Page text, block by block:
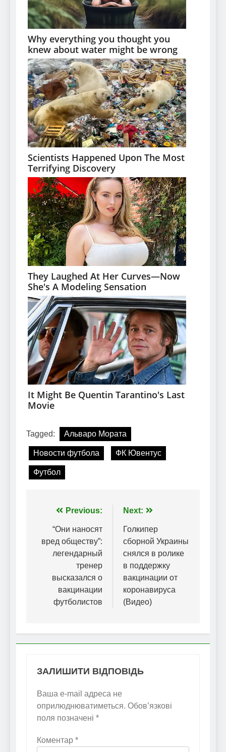
Tagged: Альваро Мората
Новости футбола ФК Ювентус
Футбол
Навігація
записів
Previous:
“Они наносят
вред обществу”:
легендарный
тренер
высказался о
вакцинации
футболистов
Next:
Голкипер
сборной Украины
снялся в ролике
в поддержку
вакцинации от
коронавируса
(Видео)
ЗАЛИШИТИ ВІДПОВІДЬ
Ваша e-mail адреса не
оприлюднюватиметься. Обов’язкові
поля позначені *
Коментар *